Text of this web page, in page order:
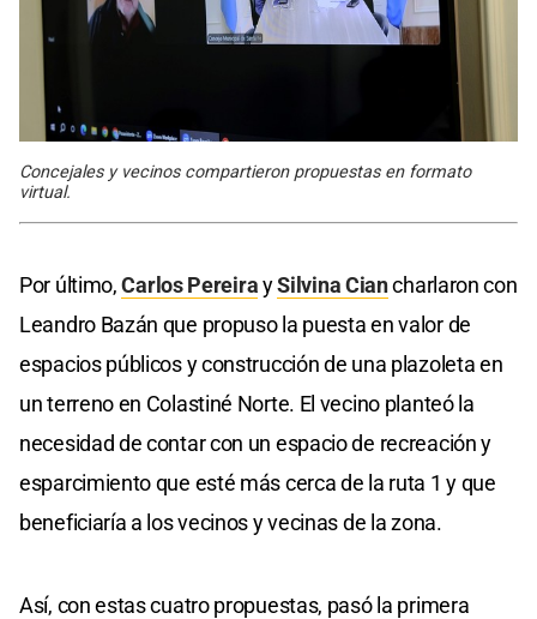
Concejales y vecinos compartieron propuestas en formato
virtual.
Por último,Carlos PereiraySilvina Ciancharlaron con
Leandro Bazán que propuso la puesta en valor de
espacios públicos y construcción de una plazoleta en
un terreno en Colastiné Norte. El vecino planteó la
necesidad de contar con un espacio de recreación y
esparcimiento que esté más cerca de la ruta 1 y que
beneficiaría a los vecinos y vecinas de la zona.
Así, con estas cuatro propuestas, pasó la primera